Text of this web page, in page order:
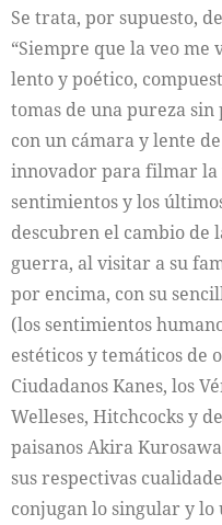
Se trata, por supuesto, de
“Siempre que la veo me
lento y poético,
tomas de una pureza sin
con un cámara y lente
innovador para filmar la
sentimientos y los
descubren el cambio de
guerra, al visitar a su
por encima, con su
(los sentimientos
estéticos y temáticos de
Ciudadanos Kanes, los
Welleses, Hitchcocks y
paisanos Akira
sus respectivas
conjugan lo singular y